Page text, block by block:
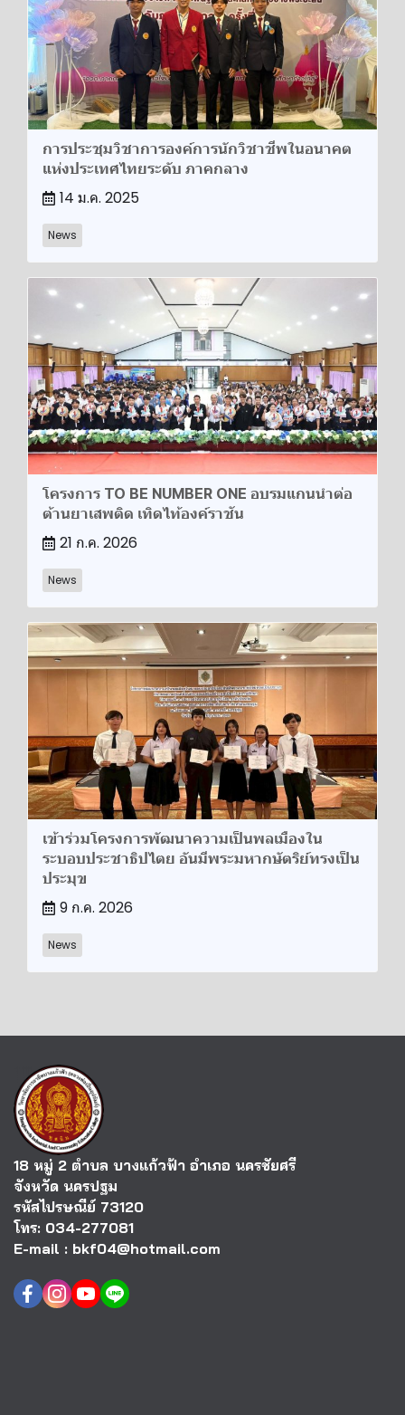
การประชุมวิชาการองค์การนักวิชาชีพในอนาคต
แห่งประเทศไทยระดับ ภาคกลาง
14 ม.ค. 2025
News
โครงการ TO BE NUMBER ONE อบรมแกนนำต่อ
ต้านยาเสพติด เทิดไท้องค์ราชัน
21 ก.ค. 2026
News
​เข้าร่วมโครงการพัฒนาความเป็นพลเมืองใน
ระบอบประชาธิปไตย อันมีพระมหากษัตริย์ทรงเป็น
ประมุข​
9 ก.ค. 2026
News
18 หมู่ 2 ตำบล บางแก้วฟ้า อำเภอ นครชัยศรี
จังหวัด นครปฐม
รหัสไปรษณีย์ 73120
โทร: 034-277081
E-mail : bkf04@hotmail.com